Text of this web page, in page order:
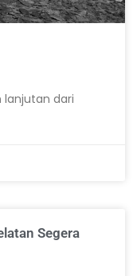
lanjutan dari
Segera